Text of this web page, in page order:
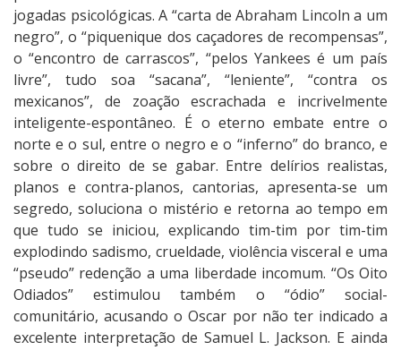
jogadas psicológicas. A “carta de Abraham Lincoln a um
negro”, o “piquenique dos caçadores de recompensas”,
o “encontro de carrascos”, “pelos Yankees é um país
livre”, tudo soa “sacana”, “leniente”, “contra os
mexicanos”, de zoação escrachada e incrivelmente
inteligente-espontâneo. É o eterno embate entre o
norte e o sul, entre o negro e o “inferno” do branco, e
sobre o direito de se gabar. Entre delírios realistas,
planos e contra-planos, cantorias, apresenta-se um
segredo, soluciona o mistério e retorna ao tempo em
que tudo se iniciou, explicando tim-tim por tim-tim
explodindo sadismo, crueldade, violência visceral e uma
“pseudo” redenção a uma liberdade incomum. “Os Oito
Odiados” estimulou também o “ódio” social-
comunitário, acusando o Oscar por não ter indicado a
excelente interpretação de Samuel L. Jackson. E ainda